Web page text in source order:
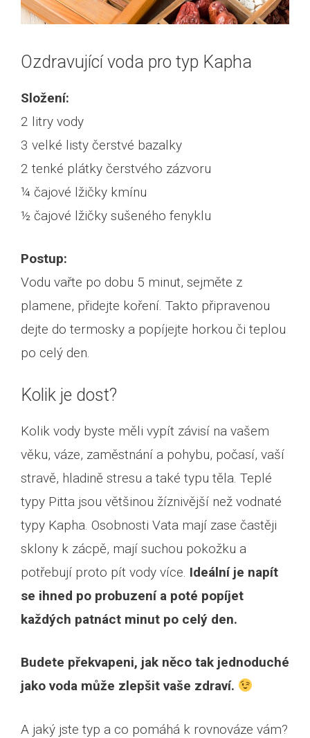
Ozdravující voda pro typ Kapha
Složení:
2 litry vody
3 velké listy čerstvé bazalky
2 tenké plátky čerstvého zázvoru
¼ čajové lžičky kmínu
½ čajové lžičky sušeného fenyklu
Postup:
Vodu vařte po dobu 5 minut, sejměte z
plamene, přidejte koření. Takto připravenou
dejte do termosky a popíjejte horkou či teplou
po celý den.
Kolik je dost?
Kolik vody byste měli vypít závisí na vašem
věku, váze, zaměstnání a pohybu, počasí, vaší
stravě, hladině stresu a také typu těla. Teplé
typy Pitta jsou většinou žíznivější než vodnaté
typy Kapha. Osobnosti Vata mají zase častěji
sklony k zácpě, mají suchou pokožku a
potřebují proto pít vody více. Ideální je napít
se ihned po probuzení a poté popíjet
každých patnáct minut po celý den.
Budete překvapeni, jak něco tak jednoduché
jako voda může zlepšit vaše zdraví.
A jaký jste typ a co pomáhá k rovnováze vám?